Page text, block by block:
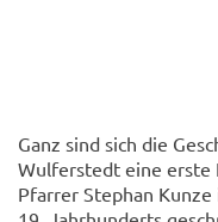
Ganz sind sich die
Wulferstedt eine erste
Pfarrer Stephan